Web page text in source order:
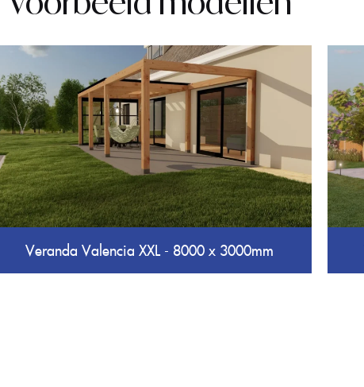
Veranda Valencia XXL - 8000 x 3000mm